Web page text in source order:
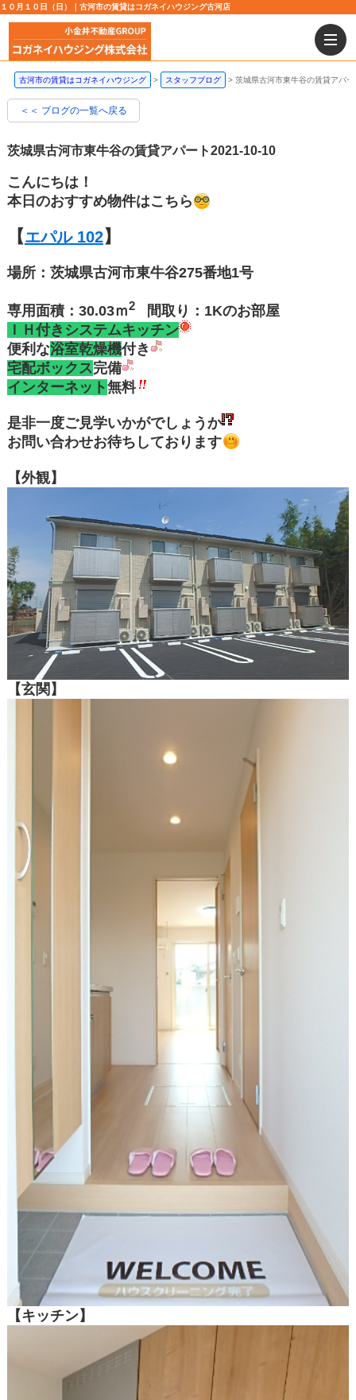
１０月１０日（日）｜古河市の賃貸はコガネイハウジング古河店
古河市の賃貸はコガネイハウジング スタッフブログ 茨城県古河市東牛谷の賃貸アパー
＜＜ ブログの一覧へ戻る
茨城県古河市東牛谷の賃貸アパート2021-10-10
こんにちは！
本日のおすすめ物件はこちら
【エパル 102】
場所：茨城県古河市東牛谷275番地1号
専用面積：30.03ｍ2
間取り：1Kのお部屋
ＩＨ付きシステムキッチン
便利な浴室乾燥機付き
宅配ボックス完備
インターネット無料
是非一度ご見学いかがでしょうか
お問い合わせお待ちしております
【外観】
【玄関】
【キッチン】